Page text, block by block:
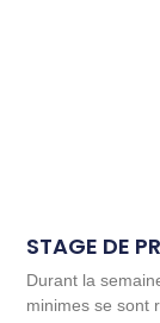
STAGE DE
Durant la
minimes se sont